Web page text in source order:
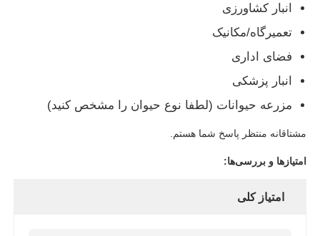
انبار کشاورزی
تعمیرگاه/مکانیک
فضای اداری
انبار پزشکی
مزرعه حیوانات (لطفا نوع حیوان را مشخص کنید)
مشتاقانه منتظر پاسخ شما هستم.
امتیازها و بررسی‌ها:
امتیاز کلی